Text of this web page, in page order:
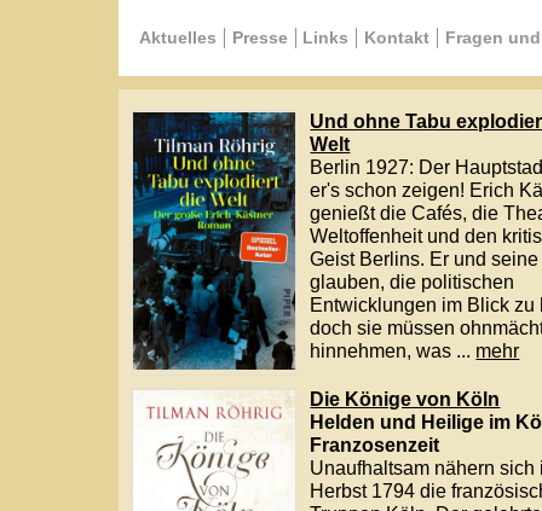
Welt
er's schon zeigen! Erich Kästner
genießt die Cafés, die Theater, die
Weltoffenheit und den kritischen
Geist Berlins. Er und seine Freunde
glauben, die politischen
Entwicklungen im Blick zu haben,
doch sie müssen ohnmächtig
hinnehmen, was ...mehr
Die Könige von Köln
Helden und Heilige im Köln der
Franzosenzeit
Unaufhaltsam nähern sich im
Herbst 1794 die französischen
Truppen Köln. Der gelehrte
Geistliche Ferdinand Franz Wallraf
und einige besonnene Männer
sorgen sich um die Kunstschätze
der Stadt, vor allem ...mehr